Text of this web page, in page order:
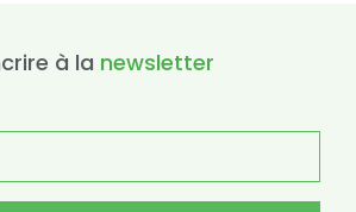
à la newsletter